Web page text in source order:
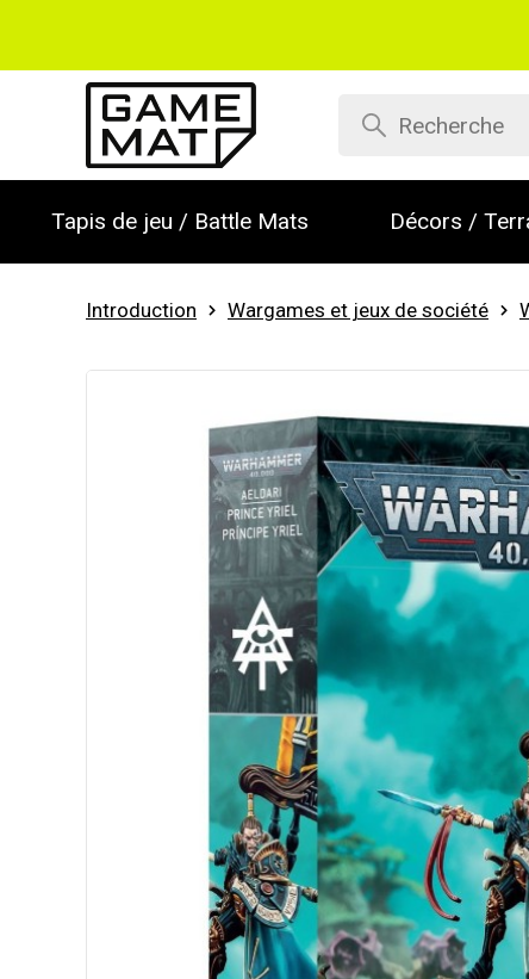
Tapis de jeu / Battle Mats Décors /
Introduction Wargames et jeux de société